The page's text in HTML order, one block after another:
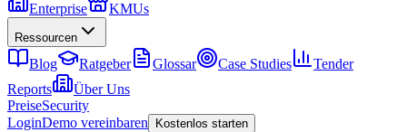
Enterprise
KMUs
Ressourcen
Blog Ratgeber Glossar Case Studies
Tender
Reports
Über Uns
PreiseSecurity
LoginDemo vereinbaren Kostenlos starten